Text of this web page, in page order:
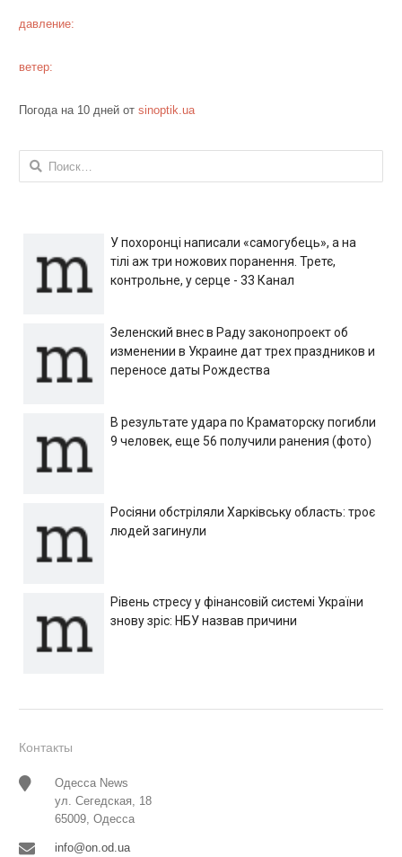
давление:
ветер:
Погода на 10 дней от sinoptik.ua
Найти:
У похоронці написали «самогубець», а на
тілі аж три ножових поранення. Третє,
контрольне, у серце - 33 Канал
Зеленский внес в Раду законопроект об
изменении в Украине дат трех праздников и
переносе даты Рождества
В результате удара по Краматорску погибли
9 человек, еще 56 получили ранения (фото)
Росіяни обстріляли Харківську область: троє
людей загинули
Рівень стресу у фінансовій системі України
знову зріс: НБУ назвав причини
Контакты
Одесса News
ул. Сегедская, 18
65009, Одесса
info@on.od.ua